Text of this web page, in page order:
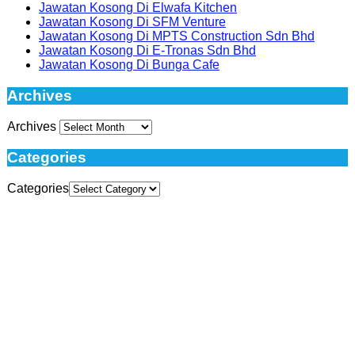
Jawatan Kosong Di Elwafa Kitchen
Jawatan Kosong Di SFM Venture
Jawatan Kosong Di MPTS Construction Sdn Bhd
Jawatan Kosong Di E-Tronas Sdn Bhd
Jawatan Kosong Di Bunga Cafe
Archives
Archives
Categories
Categories